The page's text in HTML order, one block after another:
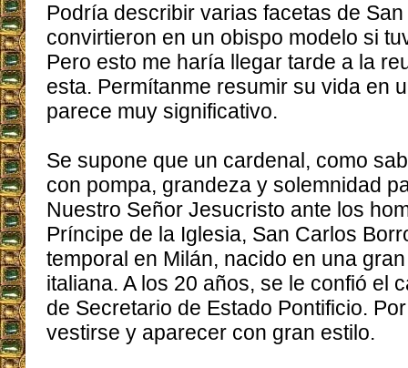
Podría describir varias facetas de
convirtieron en un obispo modelo si
Pero esto me haría llegar tarde a la
esta. Permítanme resumir su vida en
parece muy significativo.
Se supone que un cardenal, como
con pompa, grandeza y solemnidad
Nuestro Señor Jesucristo ante los
Príncipe de la Iglesia, San Carlos
temporal en Milán, nacido en una
italiana. A los 20 años, se le confió el
de Secretario de Estado Pontificio.
vestirse y aparecer con gran estilo.